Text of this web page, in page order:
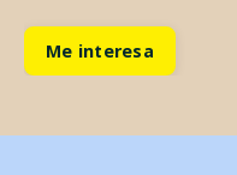
Me interesa